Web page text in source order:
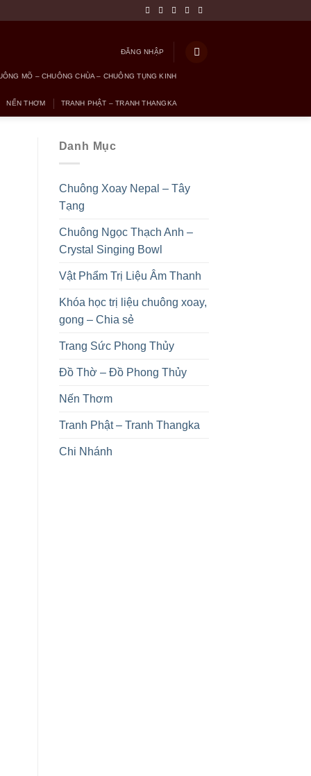
ĐĂNG NHẬP
MÕ – CHUÔNG CHÙA – CHUÔNG TỤNG KINH
NẾN THƠM TRANH PHẬT – TRANH THANGKA
Danh Mục
Chuông Xoay Nepal – Tây
Tạng
Chuông Ngọc Thạch Anh –
Crystal Singing Bowl
Vật Phẩm Trị Liệu Âm Thanh
Khóa học trị liệu chuông xoay,
gong – Chia sẻ
Trang Sức Phong Thủy
Đồ Thờ – Đồ Phong Thủy
Nến Thơm
Tranh Phật – Tranh Thangka
Chi Nhánh